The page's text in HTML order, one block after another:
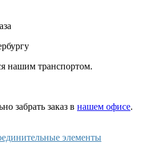
нашим транспортом.
забрать заказ в нашем офисе.
элементы